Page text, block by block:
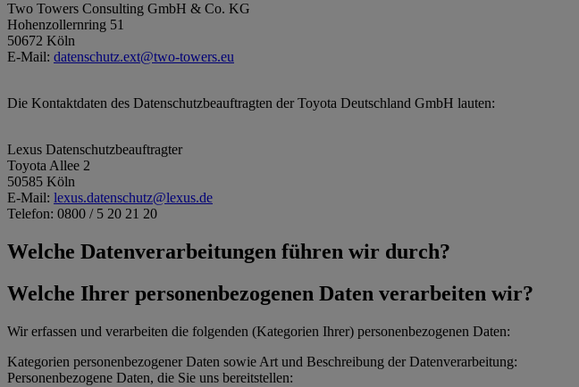
Two Towers Consulting GmbH & Co. KG
Hohenzollernring 51
50672 Köln
E-Mail: datenschutz.ext@two-towers.eu
Die Kontaktdaten des Datenschutzbeauftragten der Toyota Deutschland GmbH lauten:
Lexus Datenschutzbeauftragter
Toyota Allee 2
50585 Köln
E-Mail: lexus.datenschutz@lexus.de
Telefon: 0800 / 5 20 21 20
Welche Datenverarbeitungen führen wir durch?
Welche Ihrer personenbezogenen Daten verarbeiten wir?
Wir erfassen und verarbeiten die folgenden (Kategorien Ihrer) personenbezogenen Daten:
Kategorien personenbezogener Daten sowie Art und Beschreibung der Datenverarbeitung:
Personenbezogene Daten, die Sie uns bereitstellen: